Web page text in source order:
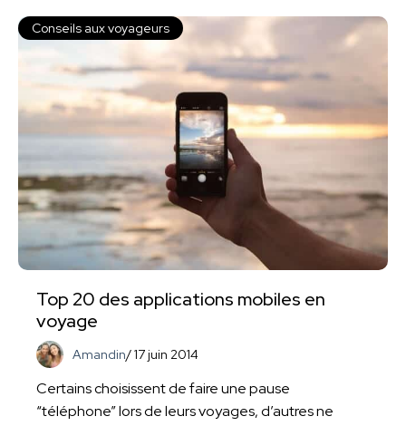
Conseils aux voyageurs
Top 20 des applications mobiles en
voyage
Amandin/17 juin 2014
Certains choisissent de faire une pause
“téléphone” lors de leurs voyages, d’autres ne